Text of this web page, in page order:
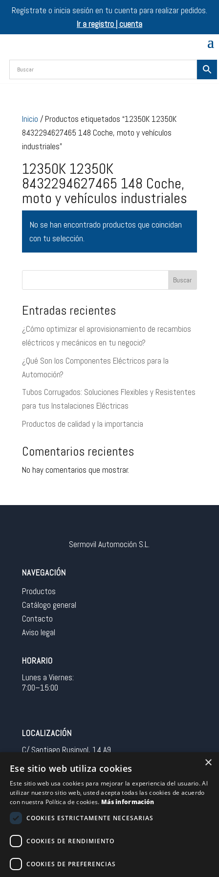
Regístrate o inicia sesión en tu cuenta para realizar pedidos.
Ir a registro | cuenta
Inicio / Productos etiquetados “12350K 12350K
8432294627465 148 Coche, moto y vehículos
industriales”
12350K 12350K
8432294627465 148 Coche,
moto y vehículos industriales
No se han encontrado productos que coincidan
con tu selección.
Buscar
Entradas recientes
¿Cómo optimizar el aprovisionamiento de recambios
eléctricos y mecánicos en tu negocio?
¿Qué Son los Componentes Eléctricos para la
Automoción?
Tubos Corrugados: Soluciones Flexibles y Resistentes
para tus Instalaciones Eléctricas
Productos de calidad y la importancia
Comentarios recientes
No hay comentarios que mostrar.
Sermovil Automoción S.L.
NAVEGACIÓN
Productos
Catálogo general
Contacto
Aviso legal
HORARIO
Lunes a Viernes:
7:00–15:00
LOCALIZACIÓN
C/ Santiago Rusinyol, 14 A9
Spain
CONTACTO
Tel 0034 93 713 37 30
sermovil@sertronic.es
Acceso intranet para representantes
×
Ese sitio web utiliza cookies
Este sitio web usa cookies para mejorar la experiencia del usuario. Al
utilizar nuestro sitio web, usted acepta todas las cookies de acuerdo
con nuestra Política de cookies. Más información
COOKIES ESTRICTAMENTE NECESARIAS
COOKIES DE RENDIMIENTO
COOKIES DE PREFERENCIAS